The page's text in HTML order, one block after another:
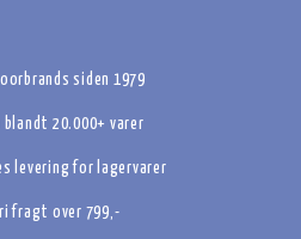
siden 1979
blandt 20.000+ varer
levering for lagervarer
fragt over 799,-